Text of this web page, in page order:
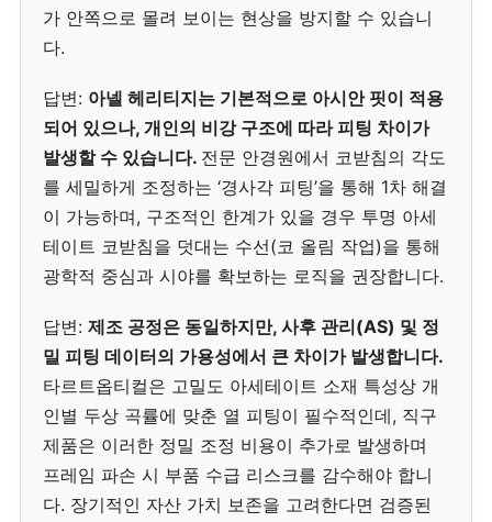
가 안쪽으로 몰려 보이는 현상을 방지할 수 있습니
다.
답변: 아넬 헤리티지는 기본적으로 아시안 핏이 적용
되어 있으나, 개인의 비강 구조에 따라 피팅 차이가
발생할 수 있습니다. 전문 안경원에서 코받침의 각도
를 세밀하게 조정하는 ‘경사각 피팅’을 통해 1차 해결
이 가능하며, 구조적인 한계가 있을 경우 투명 아세
테이트 코받침을 덧대는 수선(코 올림 작업)을 통해
광학적 중심과 시야를 확보하는 로직을 권장합니다.
답변: 제조 공정은 동일하지만, 사후 관리(AS) 및 정
밀 피팅 데이터의 가용성에서 큰 차이가 발생합니다.
타르트옵티컬은 고밀도 아세테이트 소재 특성상 개
인별 두상 곡률에 맞춘 열 피팅이 필수적인데, 직구
제품은 이러한 정밀 조정 비용이 추가로 발생하며
프레임 파손 시 부품 수급 리스크를 감수해야 합니
다. 장기적인 자산 가치 보존을 고려한다면 검증된